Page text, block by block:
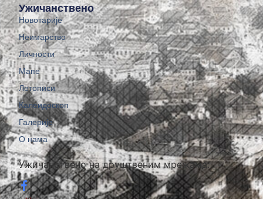
Ужичанствено на друштвеним мрежама:
Ужичанствено
Новотарије
Неимарство
Личности
Мапе
Летописи
Калеидоскоп
Галерије
О нама